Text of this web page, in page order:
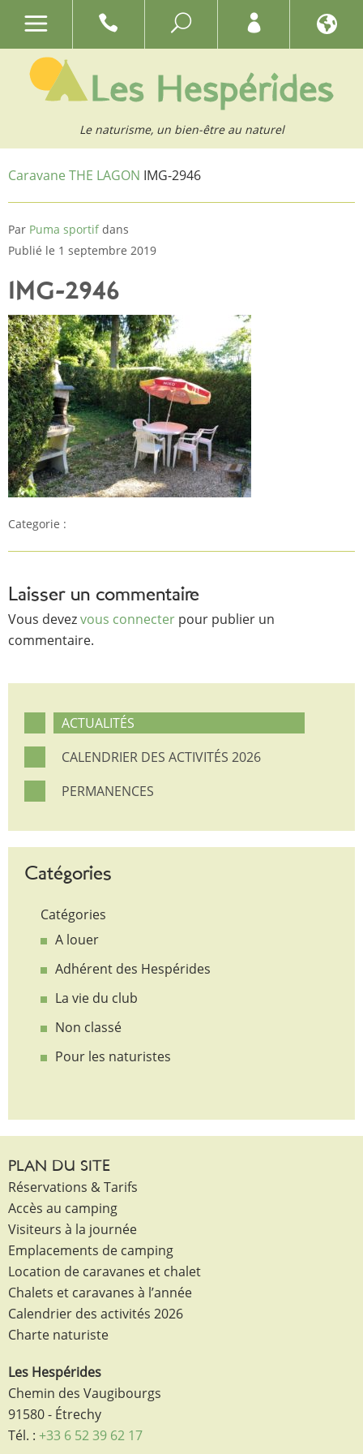
Le naturisme, un bien-être au naturel
Caravane THE LAGON IMG-2946
Par Puma sportif dans
Publié le 1 septembre 2019
IMG-2946
Categorie :
Laisser un commentaire
Vous devezvous connecter pour publier un
commentaire.
ACTUALITÉS
CALENDRIER DES ACTIVITÉS 2026
PERMANENCES
Catégories
Catégories
A louer
Adhérent des Hespérides
La vie du club
Non classé
Pour les naturistes
PLAN DU SITE
Réservations & Tarifs
Accès au camping
Visiteurs à la journée
Emplacements de camping
Location de caravanes et chalet
Chalets et caravanes à l’année
Calendrier des activités 2026
Charte naturiste
Les Hespérides
Chemin des Vaugibourgs
91580 - Étrechy
Tél. : +33 6 52 39 62 17